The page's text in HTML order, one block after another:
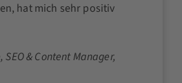
hat mich sehr positiv
, SEO & Content Manager,